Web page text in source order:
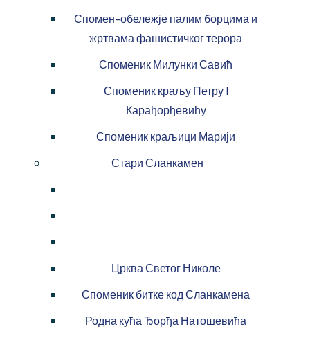
Спомен-обележје палим борцима и
жртвама фашистичког терора
Споменик Милунки Савић
Споменик краљу Петру I
Карађорђевићу
Споменик краљици Марији
Стари Сланкамен
Црква Светог Николе
Споменик битке код Сланкамена
Родна кућа Ђорђа Натошевића